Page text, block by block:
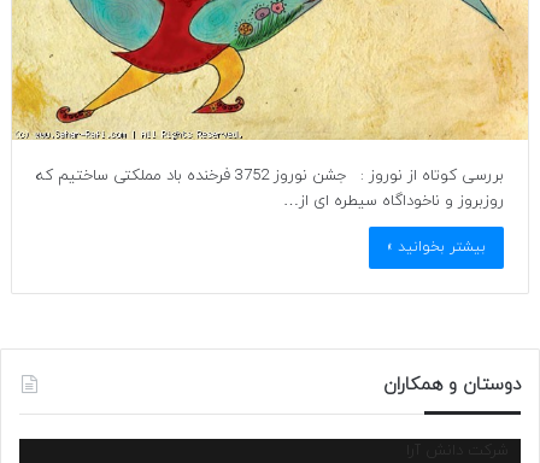
بررسی کوتاه از نوروز : جشن نوروز 3752 فرخنده باد مملکتی ساختیم که
روزبروز و ناخوداگاه سیطره ای از…
بیشتر بخوانید »
دوستان و همکاران
شرکت دانش آرا